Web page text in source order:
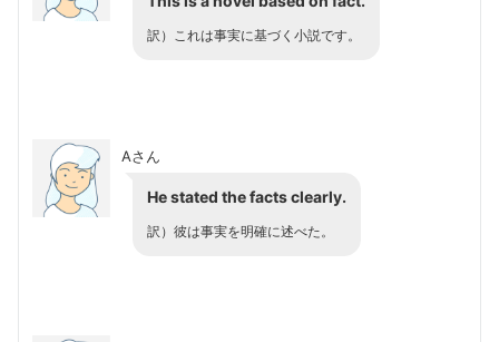
訳）これは事実に基づく小説です。
Aさん
He stated the facts clearly.
訳）彼は事実を明確に述べた。